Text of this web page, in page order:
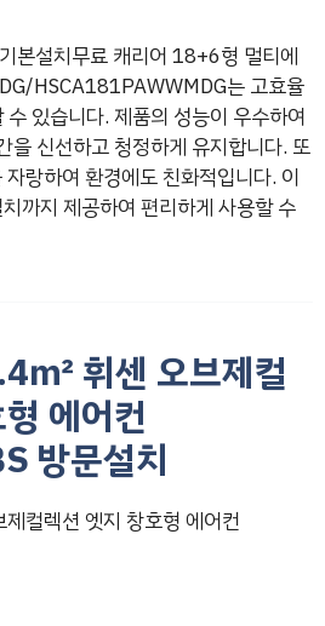
본설치무료 캐리어 18+6형 멀티에
HSCA181PAWWMDG는 고효율
있습니다. 제품의 성능이 우수하여
을 신선하고 청정하게 유지합니다. 또
랑하여 환경에도 친화적입니다. 이
까지 제공하여 편리하게 사용할 수
㎡ 휘센 오브제컬
에어컨
방문설치
컬렉션 엣지 창호형 에어컨